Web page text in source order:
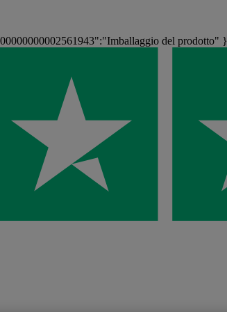
del prodotto" }